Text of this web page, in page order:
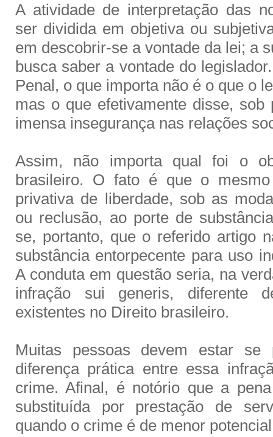
A atividade de interpretação das
ser dividida em objetiva ou
em descobrir-se a vontade da lei; a
busca saber a vontade do
Penal, o que importa não é o que o
mas o que efetivamente disse, sob
imensa insegurança nas relações
Assim, não importa qual foi o
brasileiro. O fato é que o
privativa de liberdade, sob as
ou reclusão, ao porte de
se, portanto, que o referido artigo
substância entorpecente para uso
A conduta em questão seria, na
infração sui generis, diferente
existentes no Direito brasileiro.
Muitas pessoas devem estar se
diferença prática entre essa
crime. Afinal, é notório que a
substituída por prestação de
quando o crime é de menor